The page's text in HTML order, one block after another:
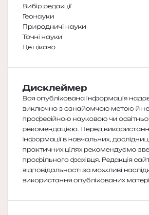
Вибір редакції
Геонауки
Природничі науки
Точні науки
Це цікаво
Дисклеймер
Вся опублікована інформація
виключно з ознайомчою метою й
професійною науковою чи
рекомендацією. Перед
інформації в навчальних,
практичних цілях рекомендуємо
профільного фахівця. Редакція
відповідальності за можливі
використання опублікованих